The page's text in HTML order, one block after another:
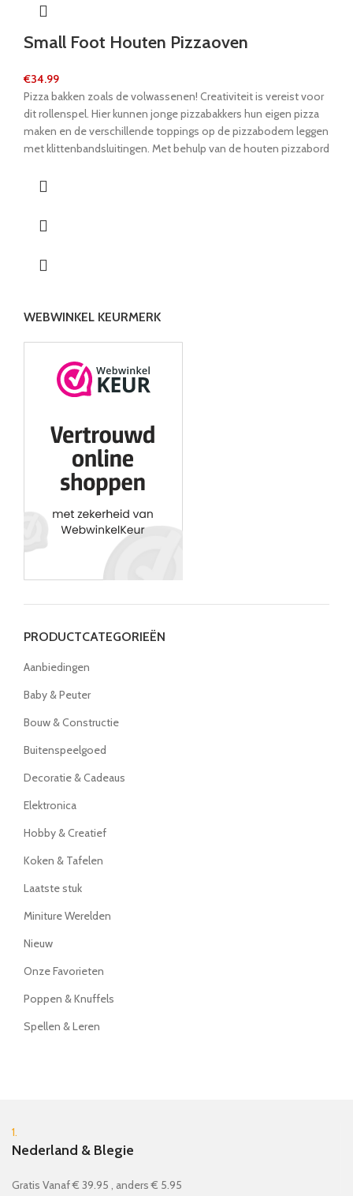
Small Foot Houten Pizzaoven
€34.99
Pizza bakken zoals de volwassenen! Creativiteit is vereist voor
dit rollenspel. Hier kunnen jonge pizzabakkers hun eigen pizza
maken en de verschillende toppings op de pizzabodem leggen
met klittenbandsluitingen. Met behulp van de houten pizzabord
een beweegbare deur. Voor de volgende smakelijke pizza
compartimenten bovenop de oven. Na het bakken hoeft de
pizza slechts in vier gelijke schijven te worden verdeeld en kan
de kinderen op speelse wijze hun sociale vaardigheden. Wie
WEBWINKEL KEURMERK
PRODUCTCATEGORIEËN
Aanbiedingen
Baby & Peuter
Bouw & Constructie
Buitenspeelgoed
Decoratie & Cadeaus
Elektronica
Hobby & Creatief
Koken & Tafelen
Laatste stuk
Miniture Werelden
Nieuw
Onze Favorieten
Poppen & Knuffels
Spellen & Leren
1.
Nederland & Blegie
Gratis Vanaf € 39.95 , anders € 5.95